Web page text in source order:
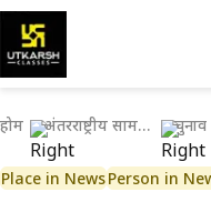
होम अंतरराष्ट्रीय सामयिकी चुनाव
Place in NewsPerson in